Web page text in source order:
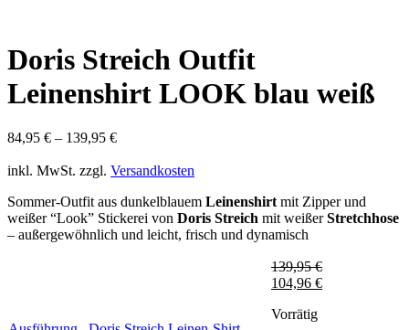
Doris Streich Outfit
Leinenshirt LOOK blau weiß
84,95 € – 139,95 €
inkl. MwSt. zzgl. Versandkosten
Sommer-Outfit aus dunkelblauem Leinenshirt mit Zipper und
weißer “Look” Stickerei von Doris Streich mit weißerStretchhose
– außergewöhnlich und leicht, frisch und dynamisch
139,95€
104,96 €
Vorrätig